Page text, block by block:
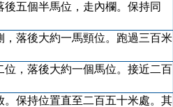
五個半馬位，走內欄。保持同
，落後大約一馬頸位。跑過三百米
位，落後大約一個馬位。接近二百
。保持位置直至二百五十米處。其